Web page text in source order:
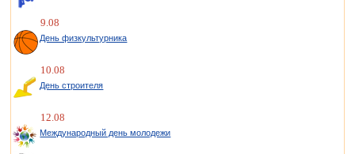
9.08
День физкультурника
10.08
День строителя
12.08
Международный день молодежи